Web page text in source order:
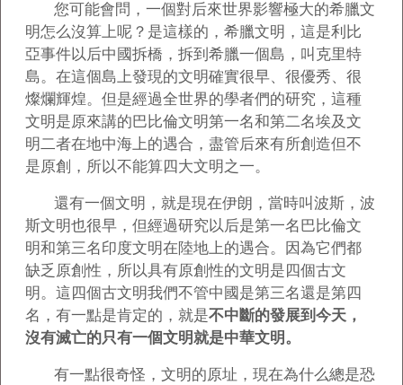
您可能會問，一個對后來世界影響極大的希臘文
明怎么沒算上呢？是這樣的，希臘文明，這是利比
亞事件以后中國拆橋，拆到希臘一個島，叫克里特
島。在這個島上發現的文明確實很早、很優秀、很
燦爛輝煌。但是經過全世界的學者們的研究，這種
文明是原來講的巴比倫文明第一名和第二名埃及文
明二者在地中海上的遇合，盡管后來有所創造但不
是原創，所以不能算四大文明之一。
還有一個文明，就是現在伊朗，當時叫波斯，波
斯文明也很早，但經過研究以后是第一名巴比倫文
明和第三名印度文明在陸地上的遇合。因為它們都
缺乏原創性，所以具有原創性的文明是四個古文
明。這四個古文明我們不管中國是第三名還是第四
名，有一點是肯定的，就是不中斷的發展到今天，
沒有滅亡的只有一個文明就是中華文明。
有一點很奇怪，文明的原址，現在為什么總是恐